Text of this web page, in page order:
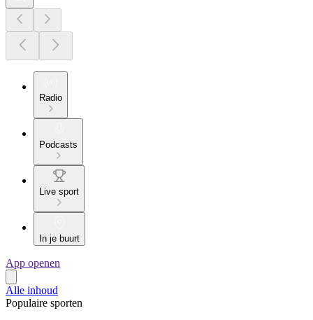
Radio
Podcasts
Live sport
In je buurt
App openen
Alle inhoud
Populaire sporten